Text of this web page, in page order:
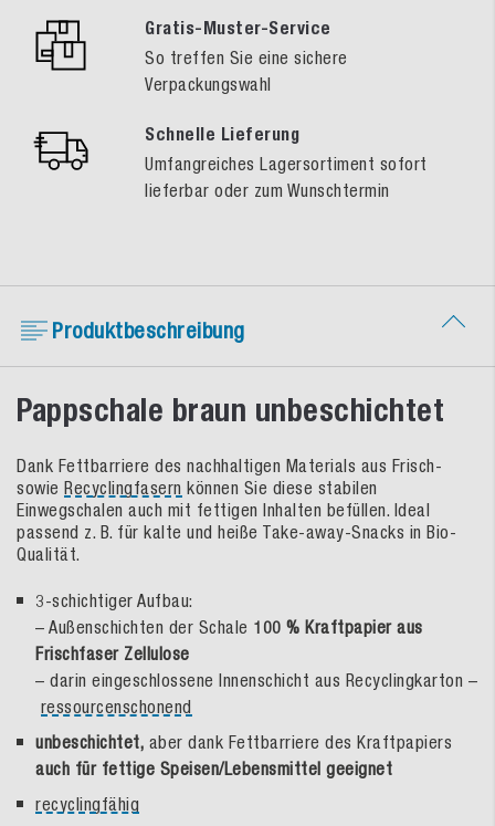
Gratis-Muster-Service
So treffen Sie eine sichere
Verpackungswahl
Schnelle Lieferung
Umfangreiches Lagersortiment sofort
lieferbar oder zum Wunschtermin
Produktbeschreibung
Pappschale braun unbeschichtet
Dank Fettbarriere des nachhaltigen Materials aus Frisch-
sowie Recyclingfasern können Sie diese stabilen
Einwegschalen auch mit fettigen Inhalten befüllen. Ideal
passend z. B. für kalte und heiße Take-away-Snacks in Bio-
Qualität.
3-schichtiger Aufbau:
– Außenschichten der Schale 100 % Kraftpapier aus
Frischfaser Zellulose
– darin eingeschlossene Innenschicht aus Recyclingkarton –
ressourcenschonend
unbeschichtet, aber dank Fettbarriere des Kraftpapiers
auch für fettige Speisen/Lebensmittel geeignet
recyclingfähig